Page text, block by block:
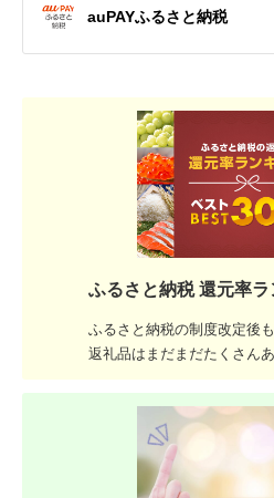
auPAYふるさと納税
ふるさと納税 還元率
ふるさと納税の制度改定後
返礼品はまだまだたくさん